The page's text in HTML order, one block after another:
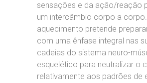
sensações e da ação/reação
um intercâmbio corpo a
aquecimento pretende
com uma ênfase integral nas
cadeias do sistema neuro-
esquelético para neutralizar o
relativamente aos padrões de